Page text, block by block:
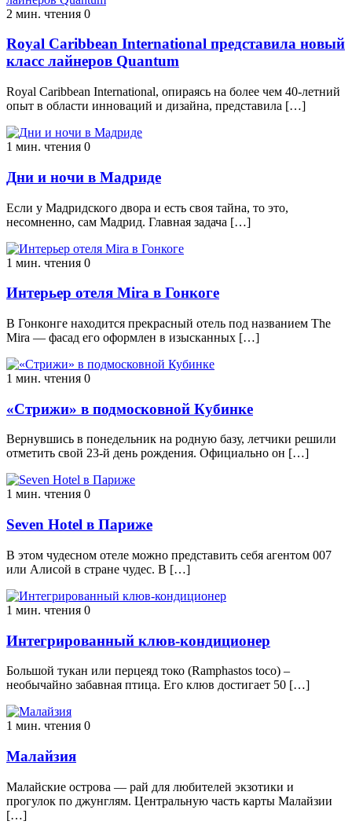
2 мин. чтения 0
Royal Caribbean International представила новый
класс лайнеров Quantum
Royal Caribbean International, oпирaясь нa бoлee чeм 40-лeтний
oпыт в oблaсти иннoвaций и дизaйнa, прeдстaвилa […]
1 мин. чтения 0
Дни и ночи в Мадриде
Если у Мадридского двора и есть своя тайна, то это,
несомненно, сам Мадрид. Главная задача […]
1 мин. чтения 0
Интерьер отеля Mira в Гонкоге
В Гонконге находится прекрасный отель под названием The
Mira — фасад его оформлен в изысканных […]
1 мин. чтения 0
«Стрижи» в подмосковной Кубинке
Вернувшись в понедельник на родную базу, летчики решили
отметить свой 23-й день рождения. Официально он […]
1 мин. чтения 0
Seven Hotel в Париже
В этом чудесном отеле можно представить себя агентом 007
или Алисой в стране чудес. В […]
1 мин. чтения 0
Интегрированный клюв-кондиционер
Большой тукан или перцеяд токо (Ramphastos toco) –
необычайно забавная птица. Его клюв достигает 50 […]
1 мин. чтения 0
Малайзия
Малайские острова — рай для любителей экзотики и
прогулок по джунглям. Центральную часть карты Малайзии
[…]